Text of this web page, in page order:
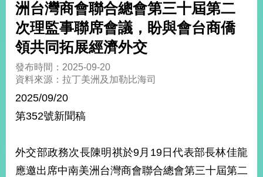
總
合
外
交
價
值
交
濟
日
不
洲台灣商會聯合總會第三十屆第二
次理監事聯席會議，盼與會台商僑
領共同拓展經濟外交
發布時間：2025-09-20
資料來源：拉丁美洲及加勒比海司
2025/09/20
第352號新聞稿
外交部政務次長陳明祺於9月19日代表部長林佳龍
應邀出席中南美洲台灣商會聯合總會第三十屆第二